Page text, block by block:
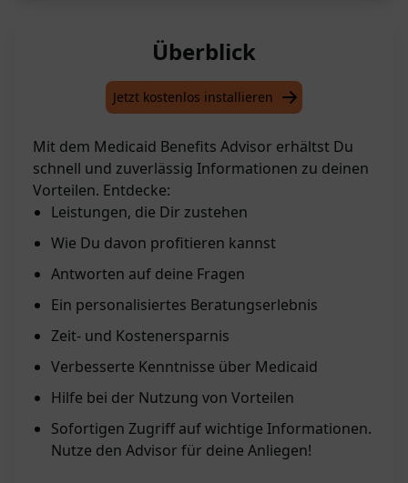
Überblick
Jetzt kostenlos installieren
Mit dem Medicaid Benefits Advisor erhältst Du
schnell und zuverlässig Informationen zu deinen
Vorteilen. Entdecke:
Leistungen, die Dir zustehen
Wie Du davon profitieren kannst
Antworten auf deine Fragen
Ein personalisiertes Beratungserlebnis
Zeit- und Kostenersparnis
Verbesserte Kenntnisse über Medicaid
Hilfe bei der Nutzung von Vorteilen
Sofortigen Zugriff auf wichtige Informationen.
Nutze den Advisor für deine Anliegen!